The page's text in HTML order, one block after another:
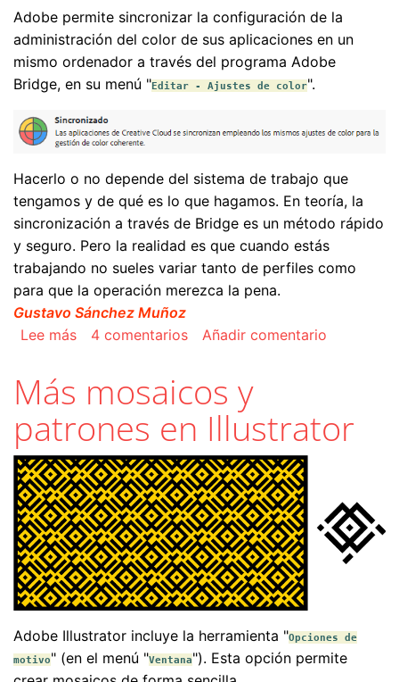
Adobe permite sincronizar la configuración de la
administración del color de sus aplicaciones en un
mismo ordenador a través del programa Adobe
Bridge, en su menú "Editar - Ajustes de color".
Hacerlo o no depende del sistema de trabajo que
tengamos y de qué es lo que hagamos. En teoría, la
sincronización a través de Bridge es un método rápido
y seguro. Pero la realidad es que cuando estás
trabajando no sueles variar tanto de perfiles como
para que la operación merezca la pena.
Gustavo Sánchez Muñoz
Lee mássobre Sincronizar los ajustes de color de los
4 comentarios Añadir comentario
Más mosaicos y
patrones en Illustrator
Adobe Illustrator incluye la herramienta "Opciones de
motivo" (en el menú "Ventana"). Esta opción permite